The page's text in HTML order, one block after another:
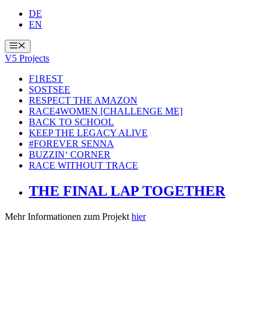
DE
EN
Menü
V5 Projects
F1REST
SOSTSEE
RESPECT THE AMAZON
RACE4WOMEN [CHALLENGE ME]
BACK TO SCHOOL
KEEP THE LEGACY ALIVE
#FOREVER SENNA
BUZZIN‘ CORNER
RACE WITHOUT TRACE
THE FINAL LAP TOGETHER
Mehr Informationen zum Projekt hier